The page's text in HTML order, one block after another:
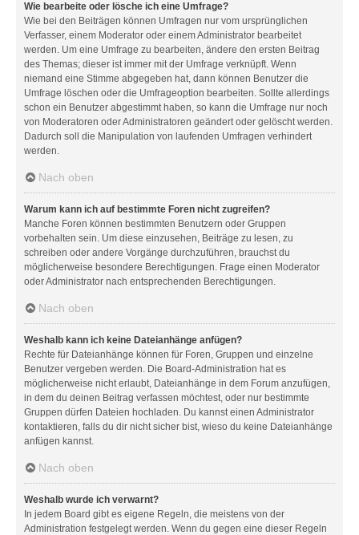
Wie bearbeite oder lösche ich eine Umfrage?
Wie bei den Beiträgen können Umfragen nur vom ursprünglichen
Verfasser, einem Moderator oder einem Administrator bearbeitet
werden. Um eine Umfrage zu bearbeiten, ändere den ersten Beitrag
des Themas; dieser ist immer mit der Umfrage verknüpft. Wenn
niemand eine Stimme abgegeben hat, dann können Benutzer die
Umfrage löschen oder die Umfrageoption bearbeiten. Sollte allerdings
schon ein Benutzer abgestimmt haben, so kann die Umfrage nur noch
von Moderatoren oder Administratoren geändert oder gelöscht werden.
Dadurch soll die Manipulation von laufenden Umfragen verhindert
werden.
Nach oben
Warum kann ich auf bestimmte Foren nicht zugreifen?
Manche Foren können bestimmten Benutzern oder Gruppen
vorbehalten sein. Um diese einzusehen, Beiträge zu lesen, zu
schreiben oder andere Vorgänge durchzuführen, brauchst du
möglicherweise besondere Berechtigungen. Frage einen Moderator
oder Administrator nach entsprechenden Berechtigungen.
Nach oben
Weshalb kann ich keine Dateianhänge anfügen?
Rechte für Dateianhänge können für Foren, Gruppen und einzelne
Benutzer vergeben werden. Die Board-Administration hat es
möglicherweise nicht erlaubt, Dateianhänge in dem Forum anzufügen,
in dem du deinen Beitrag verfassen möchtest, oder nur bestimmte
Gruppen dürfen Dateien hochladen. Du kannst einen Administrator
kontaktieren, falls du dir nicht sicher bist, wieso du keine Dateianhänge
anfügen kannst.
Nach oben
Weshalb wurde ich verwarnt?
In jedem Board gibt es eigene Regeln, die meistens von der
Administration festgelegt werden. Wenn du gegen eine dieser Regeln